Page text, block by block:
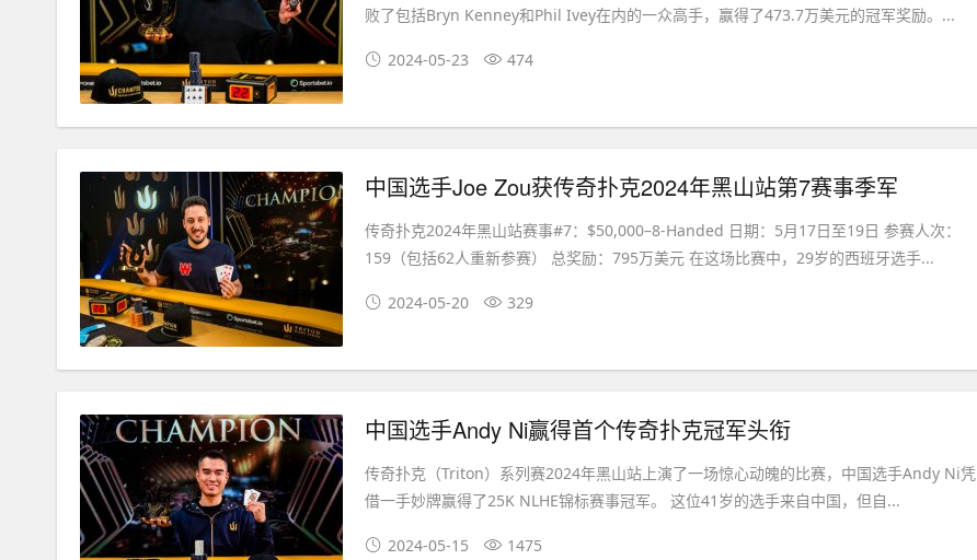
败了包括Bryn Kenney和Phil Ivey在内的一众高手，赢得了473.7万美元的冠军奖励。...
2024-05-23 474
中国选手Joe Zou获传奇扑克2024年黑山站第7赛事季军
传奇扑克2024年黑山站赛事#7：$50,000–8-Handed 日期：5月17日至19日 参赛人次：
159（包括62人重新参赛） 总奖励：795万美元 在这场比赛中，29岁的西班牙选手...
2024-05-20 329
中国选手Andy Ni赢得首个传奇扑克冠军头衔
传奇扑克（Triton）系列赛2024年黑山站上演了一场惊心动魄的比赛，中国选手Andy Ni凭
借一手妙牌赢得了25K NLHE锦标赛事冠军。 这位41岁的选手来自中国，但自...
2024-05-15 1475